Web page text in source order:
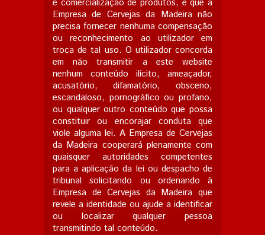
e comercialização de produtos, e que a
Empresa de Cervejas da Madeira não
precisa fornecer nenhuma compensação
ou reconhecimento ao utilizador em
troca de tal uso. O utilizador concorda
em não transmitir a este website
nenhum conteúdo ilícito, ameaçador,
acusatório, difamatório, obsceno,
escandaloso, pornográfico ou profano,
ou qualquer outro conteúdo que possa
constituir ou encorajar conduta que
viole alguma lei. A Empresa de Cervejas
da Madeira cooperará plenamente com
quaisquer autoridades competentes
para a aplicação da lei ou despacho de
tribunal solicitando ou ordenando à
Empresa de Cervejas da Madeira que
revele a identidade ou ajude a identificar
ou localizar qualquer pessoa
transmitindo tal conteúdo.